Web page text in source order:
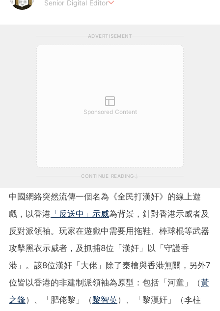
Senior Digital Editor
ADVERTISEMENT
Sponsored Content
CONTINUE READING
中國網絡突然流傳一個名為《全民打漢奸》的線上遊
戲，以香港 「反送中」示威為背景，針對香港示威者及
反對派領袖。玩家在遊戲中需要用拖鞋、棒球棍等武器
攻擊黑衣示威者，及抓捕8位「漢奸」以「守護香
港」。該8位漢奸「大佬」除了秦檜與香港無關，另外7
位皆以香港的非建制派領袖為原型：包括「河童」（黃
之鋒）、「肥佬黎」（黎智英）、「黎漢奸」（李柱